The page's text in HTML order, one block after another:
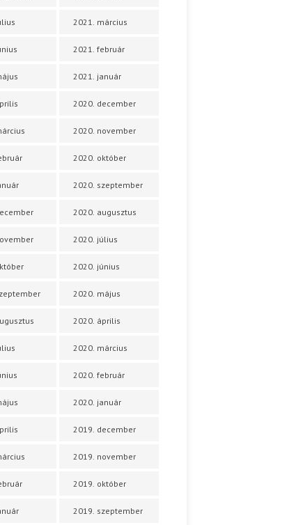
2021. március
2021. február
2021. január
2020. december
2020. november
2020. október
2020. szeptember
2020. augusztus
2020. július
2020. június
2020. május
2020. április
2020. március
2020. február
2020. január
2019. december
2019. november
2019. október
2019. szeptember